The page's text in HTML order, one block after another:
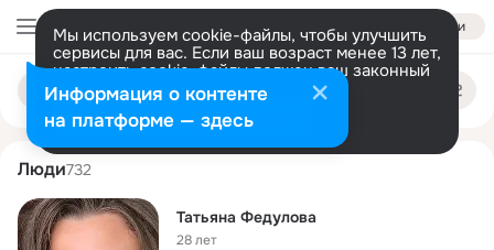
Войти
Мы используем cookie-файлы, чтобы улучшить
сервисы для вас. Если ваш возраст менее 13 лет,
настроить cookie-файлы должен ваш законный
представитель. Больше информации
Разрешить все Настроить
Поиск
людям
tatyana fedulova
Люди732
Татьяна Федулова
28 лет
Информация о контенте
на платформе — здесь